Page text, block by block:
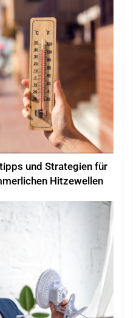
und Strategien für
Hitzewellen